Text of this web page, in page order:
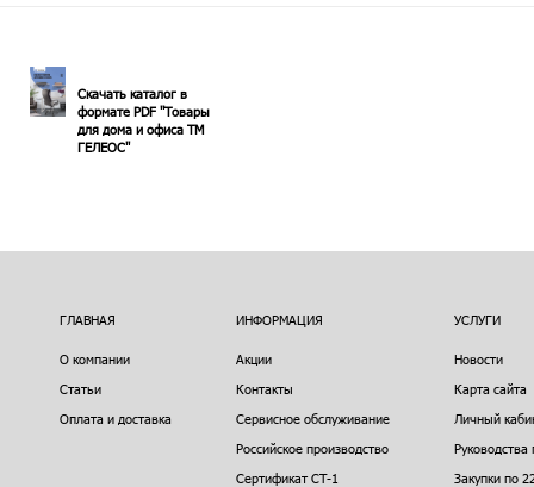
Скачать каталог в
формате PDF "Товары
для дома и офиса ТМ
ГЕЛЕОС"
ГЛАВНАЯ
О компании
Статьи
Оплата и доставка
ИНФОРМАЦИЯ
Акции
Контакты
Сервисное обслуживание
Российское производство
Сертификат СТ-1
УСЛУГИ
Новости
Карта сайта
Личный
Закупки по